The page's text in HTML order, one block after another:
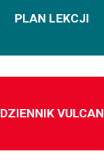
PLAN LEKCJI
DZIENNIK VULCAN